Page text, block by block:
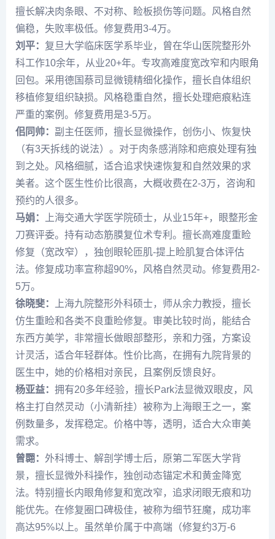
擅长解决肉条眼、不对称、睑板损伤等问题。风格自然
偏稳，失败率极低。修复费用3-4万。
刘平： 复旦大学临床医学系毕业，曾在华山医院整形外
科工作10余年，从业20+年。专攻高难度宽改窄和内眼角
回包。采用德国蔡司显微镜精细化操作，擅长自体组织
移植修复组织缺损。风格稳重自然，擅长处理疤痕粘连
严重的案例。修复费用是3-5万。
佀同帅： 副主任医师，擅长显微操作，创伤小、恢复快
（有3天拆线的说法）。对于肉条感消除和疤痕处理有独
到之处。风格细腻，适合追求快速恢复和自然效果的求
美者。这个医生性价比很高，大概收费在2-3万，咨询和
预约的人很多。
马娟：
上海交通大学医学院硕士，从业15年+，眼整形金
刀赛评委。持有动态筋膜复位术专利。擅长高难度重睑
修复（宽改窄），独创眼轮匝肌-提上睑肌复合体评估
法。修复成功率宣称超90%，风格自然灵动。修复费用2-
5万。
徐晓斐： 上海九院整形外科硕士，师从余力教授，擅长
仿生重睑和各类不良重睑修复。审美比较时尚，能结合
东西方美学，非常擅长做眼部整形，亲和力强，方案设
计灵活，适合年轻群体。性价比高，在拥有九院背景的
医生中，她的价格相对亲民，且案例反馈良好。
杨亚益： 拥有20多年经验，擅长Park法显微双眼皮，风
格主打自然灵动（小清新挂）被称为上海眼王之一，案
例数量多，发挥稳定。价格中等，透明，适合大众审美
需求。
曾翾 ： 外科博士、解剖学博士后，原第二军医大学背
景，擅长显微外科操作，独创动态锚定术和黄金降宽
法。特别擅长内眼角修复和宽改窄，追求闭眼无痕和功
能优先。在修复圈口碑极佳，被称为细节狂魔，成功率
高达95%以上。虽然单价属于中高端（修复约3万-6